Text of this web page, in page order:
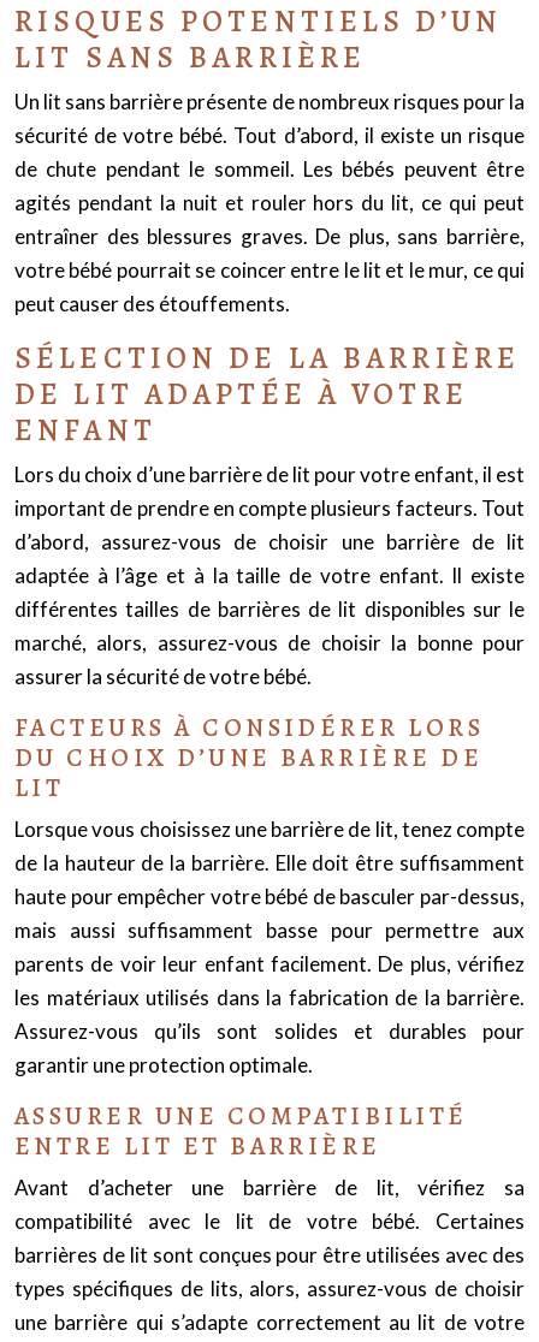
RISQUES POTENTIELS D’UN
LIT SANS BARRIÈRE
Un lit sans barrière présente de nombreux risques pour la
sécurité de votre bébé. Tout d’abord, il existe un risque
de chute pendant le sommeil. Les bébés peuvent être
agités pendant la nuit et rouler hors du lit, ce qui peut
entraîner des blessures graves. De plus, sans barrière,
votre bébé pourrait se coincer entre le lit et le mur, ce qui
peut causer des étouffements.
SÉLECTION DE LA BARRIÈRE
DE LIT ADAPTÉE À VOTRE
ENFANT
Lors du choix d’une barrière de lit pour votre enfant, il est
important de prendre en compte plusieurs facteurs. Tout
d’abord, assurez-vous de choisir une barrière de lit
adaptée à l’âge et à la taille de votre enfant. Il existe
différentes tailles de barrières de lit disponibles sur le
marché, alors, assurez-vous de choisir la bonne pour
assurer la sécurité de votre bébé.
FACTEURS À CONSIDÉRER LORS
DU CHOIX D’UNE BARRIÈRE DE
LIT
Lorsque vous choisissez une barrière de lit, tenez compte
de la hauteur de la barrière. Elle doit être suffisamment
haute pour empêcher votre bébé de basculer par-dessus,
mais aussi suffisamment basse pour permettre aux
parents de voir leur enfant facilement. De plus, vérifiez
les matériaux utilisés dans la fabrication de la barrière.
Assurez-vous qu’ils sont solides et durables pour
garantir une protection optimale.
ASSURER UNE COMPATIBILITÉ
ENTRE LIT ET BARRIÈRE
Avant d’acheter une barrière de lit, vérifiez sa
compatibilité avec le lit de votre bébé. Certaines
barrières de lit sont conçues pour être utilisées avec des
types spécifiques de lits, alors, assurez-vous de choisir
une barrière qui s’adapte correctement au lit de votre